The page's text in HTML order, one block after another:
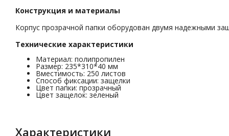
Конструкция и материалы
Корпус прозрачной папки оборудован двумя надежными
Технические характеристики
Материал: полипропилен
Размер: 235*310*40 мм
Вместимость: 250 листов
Способ фиксации: защелки
Цвет папки: прозрачный
Цвет защелок: зеленый
Характеристики